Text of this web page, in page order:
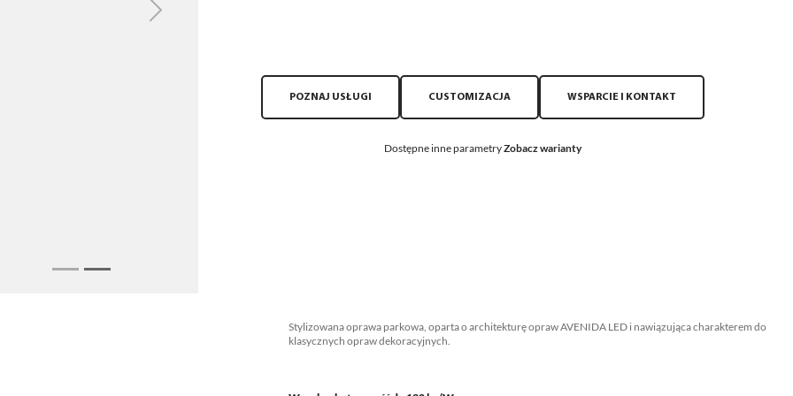
Next
POZNAJ USŁUGI CUSTOMIZACJA WSPARCIE I KONTAKT
Dostępne inne parametryZobacz warianty
Stylizowana oprawa parkowa, oparta o architekturę opraw AVENIDA LED i nawiązująca charakterem do
klasycznych opraw dekoracyjnych.